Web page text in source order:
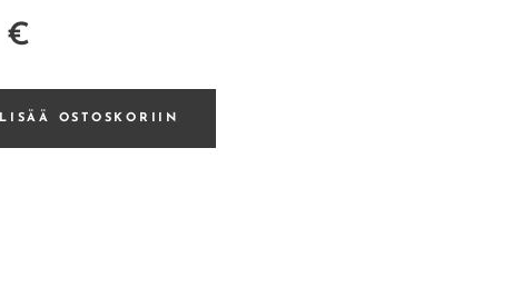
€
LISÄÄ OSTOSKORIIN